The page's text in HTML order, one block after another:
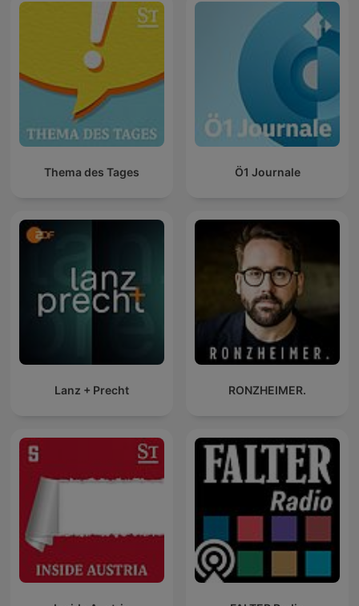
Thema des Tages Ö1 Journale
Lanz + Precht RONZHEIMER.